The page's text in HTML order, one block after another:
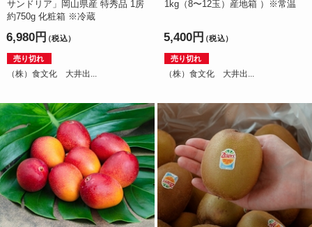
サンドリア」岡山県産 特秀品 1房
約750g 化粧箱 ※冷蔵
6,980円（税込）
売り切れ
（株）食文化 大井出...
1kg（8〜12玉）産地箱 ）※常温
5,400円（税込）
売り切れ
（株）食文化 大井出...